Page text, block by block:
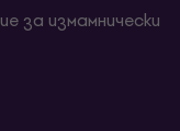
за измамнически